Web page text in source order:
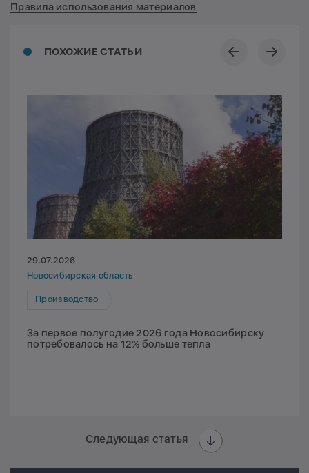
ПОХОЖИЕ СТАТЬИ
29.07.2026
Новосибирская область
Производство
За первое полугодие 2026 года Новосибирску
потребовалось на 12% больше тепла
Следующая статья
Правила использования материалов